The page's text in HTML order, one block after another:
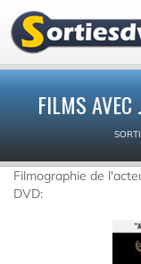
FILMS AVEC
Filmographie de
DVD: